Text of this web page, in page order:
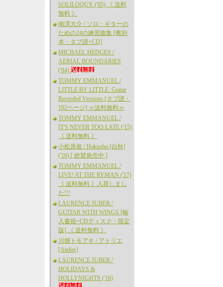
SOLILOQUY ('05) 《 送料
無料 》
南澤大介 / ソロ・ギターの
ための24の練習曲集 [教則
本・タブ譜+CD]
MICHAEL HEDGES /
AERIAL BOUNDARIES
('84)
TOMMY EMMANUEL /
LITTLE BY LITTLE: Guitar
Recorded Versions [タブ譜・
192ページ] ≪送料無料≫
TOMMY EMMANUEL /
IT'S NEVER TOO LATE ('15)
《 送料無料 》
小松原俊 / Hakushu [白秋]
('16) [ 絶賛発売中 ]
TOMMY EMMANUEL /
LIVE! AT THE RYMAN ('17)
《 送料無料 》入荷しまし
た!!!
LAURENCE JUBER /
GUITAR WITH WINGS [輸
入書籍+CDディスク・限定
版] 《 送料無料 》
川畑トモアキ / アトリエ
[Atelier]
LAURENCE JUBER /
HOLIDAYS &
HOLLYNIGHTS ('16)